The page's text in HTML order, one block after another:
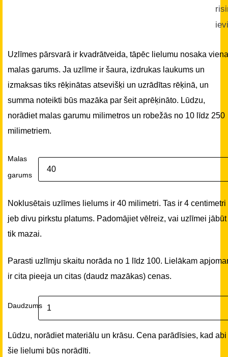
Uzlīmes pārsvarā ir kvadrātveida, tāpēc lielumu nosaka
malas garums. Ja uzlīme ir šaura, izdrukas laukums un
izmaksas tiks rēķinātas atsevišķi un uzrādītas rēķinā, un
summa noteikti būs mazāka par šeit aprēķināto. Lūdzu,
norādiet malas garumu milimetros un robežās no 10 līdz 250
milimetriem.
Malas
garums
Noklusētais uzlīmes lielums ir 40 milimetri. Tas ir 4 centimetri
jeb divu pirkstu platums. Padomājiet vēlreiz, vai uzlīmei jābūt
tik mazai.
Parasti uzlīmju skaitu norāda no 1 līdz 100. Lielākam
ir cita pieeja un citas (daudz mazākas) cenas.
Daudzums
Lūdzu, norādiet materiālu un krāsu. Cena parādīsies, kad abi
šie lielumi būs norādīti.